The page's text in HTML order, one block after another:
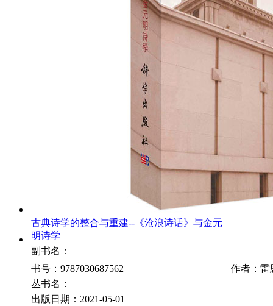
古典诗学的整合与重建--《沧浪诗话》与金元
明诗学
副书名：
书号：9787030687562
作者：雷
丛书名：
出版日期：2021-05-01